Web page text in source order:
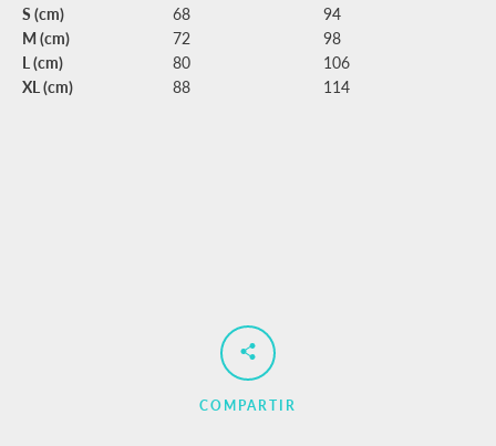
S (cm)
68
94
M (cm)
72
98
L (cm)
80
106
XL (cm)
88 114
COMPARTIR